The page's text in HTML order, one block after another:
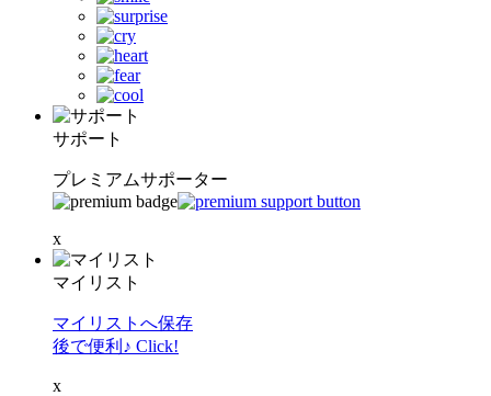
サポート
プレミアムサポーター
x
マイリスト
マイリストへ保存
後で便利♪ Click!
x